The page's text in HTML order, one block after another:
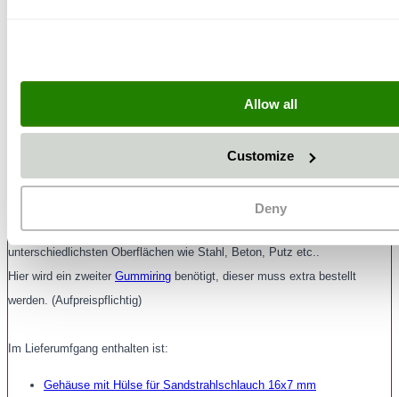
Allow all
Customize
Deny
„Klassische Strahltechnik für universelle Strahlarbeiten“
Die Venturi Rundstrahl-Düsentechnik beschleunigt den Druckluftstrom
linear und bildet einen kegelartigen Rundstrahl aus. Die Strahlpartikel
treffen mit hoher Geschwindigkeit auf der Oberfläche auf. Durch deren
starke Abrasionswirkung ist die Venturi – Strahltechnik besonders ge-
eignet zum Abtragen von Beschichtungen und zum Aufrauhen von
unterschiedlichsten Oberflächen wie Stahl, Beton, Putz etc..
Hier wird ein zweiter Gummiring benötigt, dieser muss extra bestellt
werden. (Aufpreispflichtig)
Im Lieferumfgang enthalten ist:
Gehäuse mit Hülse für Sandstrahlschlauch 16x7 mm